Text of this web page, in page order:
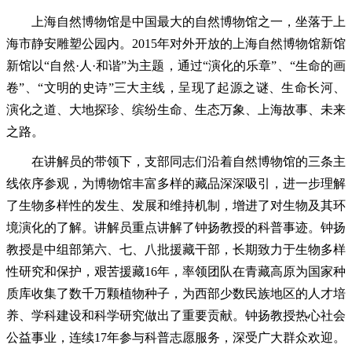
上海自然博物馆是中国最大的自然博物馆之一，坐落于上
海市静安雕塑公园内。 2015年对外开放的上海自然博物馆新馆
新馆以“自然·人·和谐”为主题，通过“演化的乐章”、“生命的画
卷”、“文明的史诗”三大主线，呈现了起源之谜、生命长河、
演化之道、大地探珍、缤纷生命、生态万象、上海故事、未来
之路。
在讲解员的带领下，支部同志们沿着自然博物馆的三条主
线依序参观，为博物馆丰富多样的藏品深深吸引，进一步理解
了生物多样性的发生、发展和维持机制，增进了对生物及其环
境演化的了解。讲解员重点讲解了钟扬教授的科普事迹。钟扬
教授是中组部第六、七、八批援藏干部，长期致力于生物多样
性研究和保护，艰苦援藏16年，率领团队在青藏高原为国家种
质库收集了数千万颗植物种子，为西部少数民族地区的人才培
养、学科建设和科学研究做出了重要贡献。钟扬教授热心社会
公益事业，连续17年参与科普志愿服务，深受广大群众欢迎。